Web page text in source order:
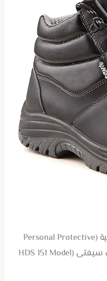
مهمات الوقاية الشخصية (Personal Protective
/ حذاء سيفتى (HDS 151 Model